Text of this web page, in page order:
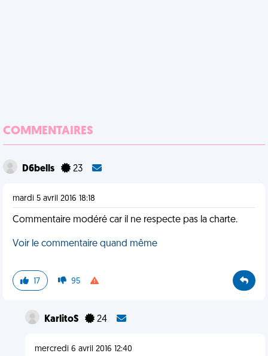
COMMENTAIRES
D6bells 23
mardi 5 avril 2016 18:18
Commentaire modéré car il ne respecte pas la charte.
Voir le commentaire quand même
17 95
KarlitoS 24
mercredi 6 avril 2016 12:40